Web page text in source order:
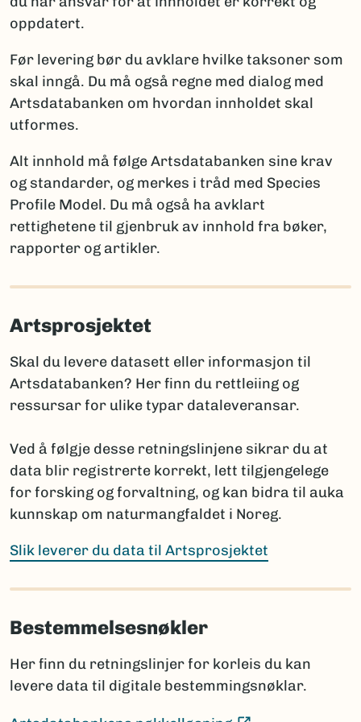
Artsdatabanken
ny for vitenskapen
ny for Norge
funn av en art som tidligere ble antatt forsvunnet
fra Norge
funn av art som er tidligere registrert i Norge
Merk:Kun én av disse opplysningene per takson skal
brukes for å sikre entydig statistikk. Et kommentarfelt
kan brukes ved behov for ytterligere forklaringer.
Rapportering av arter nye for vitenskapen
autor oppgis, sammen med litteraturreferanse der
regelverket for den aktuelle artsgruppen:
International Code of Nomenclature for Algae,
Fungi and Plants
(Ekstern lenke)
International Code of Zoological Nomenclature
slektsnavn + “sp. nov.”. Det bør da legges til en
kommentar om planlagt publisering: hvor og når
navnet skal publiseres i henhold til regelverket.
Prosjektet har ansvar for å informere Artsdatabanken
skjer lenge etter prosjektets slutt.
Sammenligning mot Artsdatabankens navneregister
innholdet i navneregisteret Nortaxa gjennom
listesøket.
Dette hjelper med å:
oppdatert.
Før levering bør du avklare hvilke taksoner som
skal inngå. Du må også regne med dialog med
Artsdatabanken om hvordan innholdet skal
utformes.
Alt innhold må følge Artsdatabanken sine krav
og standarder, og merkes i tråd med Species
Profile Model. Du må også ha avklart
rettighetene til gjenbruk av innhold fra bøker,
rapporter og artikler.
Artsprosjektet
Skal du levere datasett eller informasjon til
Artsdatabanken? Her finn du rettleiing og
ressursar for ulike typar dataleveransar.
Ved å følgje desse retningslinjene sikrar du at
data blir registrerte korrekt, lett tilgjengelege
for forsking og forvaltning, og kan bidra til auka
kunnskap om naturmangfaldet i Noreg.
Slik leverer du data til Artsprosjektet
Bestemmelsesnøkler
Her finn du retningslinjer for korleis du kan
levere data til digitale bestemmingsnøklar.